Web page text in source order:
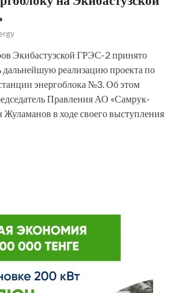
Экибастузской ГРЭС-2 принято
дальнейшую реализацию проекта по
энергоблока №3. Об этом
Правления АО «Самрук-
в ходе своего выступления